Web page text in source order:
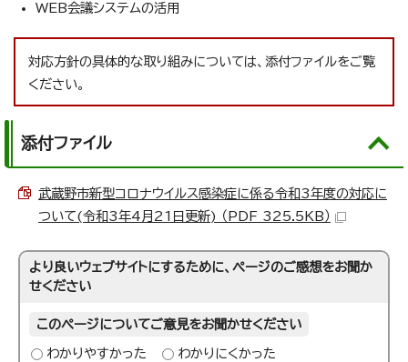
WEB会議システムの活用
対応方針の具体的な取り組みについては、添付ファイルをご覧
ください。
添付ファイル
武蔵野市新型コロナウイルス感染症に係る令和3年度の対応に
ついて(令和3年4月21日更新) （PDF 325.5KB）
より良いウェブサイトにするために、ページのご感想をお聞か
せください
このページについてご意見をお聞かせください
わかりやすかった わかりにくかった